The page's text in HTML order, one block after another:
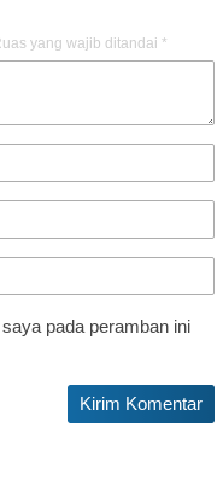
yang wajib ditandai *
pada peramban ini